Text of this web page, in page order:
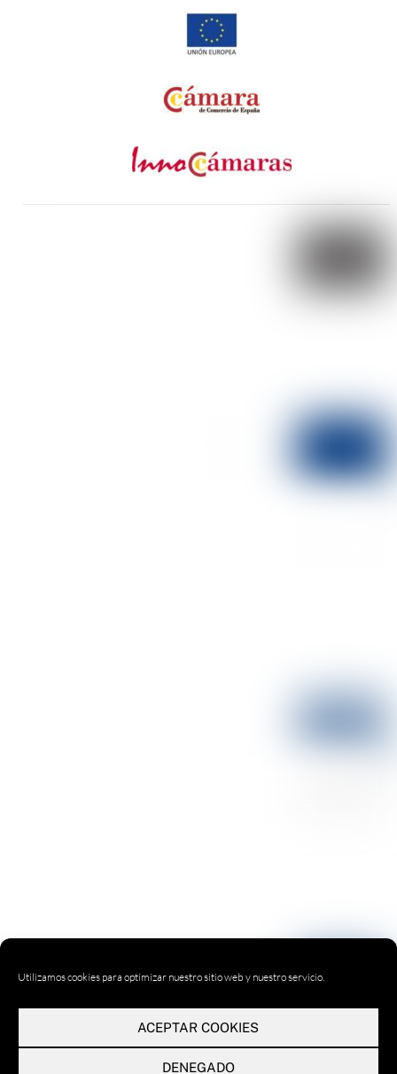
Utilizamos cookies para optimizar nuestro sitio web y nuestro servicio.
ACEPTAR COOKIES
DENEGADO